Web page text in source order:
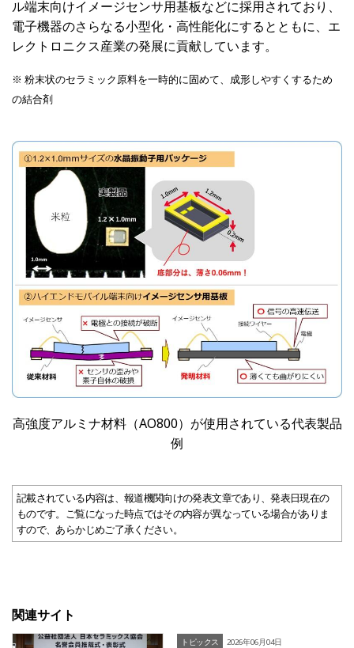
ル端末向けイメージセンサ用基板などに採用されており、
電子機器のさらなる小型化・高性能化にするとともに、エ
レクトロニクス産業の発展に貢献しています。
※ 粉末状のセラミック原料を一時的に固めて、成形しやすくするため
の結合剤
高強度アルミナ材料（AO800）が使用されている代表製品
例
記載されている内容は、報道機関向けの発表文章であり、発表日現在の
ものです。ご覧になった時点ではその内容が異なっている場合がありま
すので、あらかじめご了承ください。
関連サイト
トピックス 2026年06月04日